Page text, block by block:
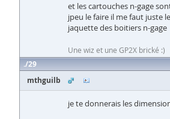
et les cartouches n-gage
jpeu le faire il me faut juste
jaquette des boitiers n-gage
Une wiz et une GP2X brické :)
29
mthguilb
je te donnerais les